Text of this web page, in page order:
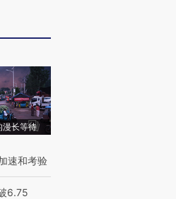
漫长等待
速和考验
6.75